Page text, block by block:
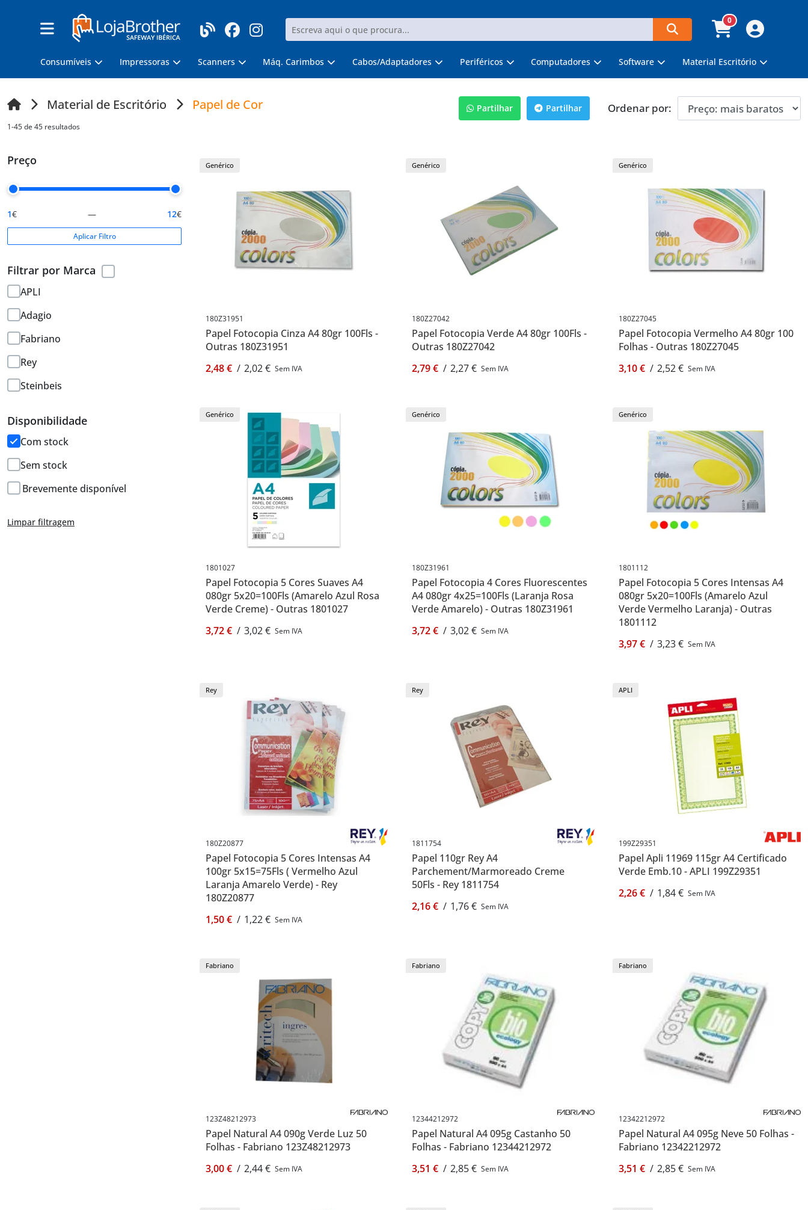
0
Consumíveis Impressoras Scanners Máq. Carimbos Cabos/Adaptadores Periféricos Computadores Software Material Escritório
Material de Escritório Papel de Cor
1-45 de 45 resultados
Partilhar Partilhar Ordenar por:
Preço
1€ — 12€
Aplicar Filtro
Filtrar por Marca
APLI
Adagio
Fabriano
Rey
Steinbeis
Disponibilidade
Com stock
Sem stock
Brevemente disponível
Limpar filtragem
Genérico
180Z31951
Papel Fotocopia Cinza A4 80gr 100Fls -
Outras 180Z31951
2,48 € / 2,02 € Sem IVA
Genérico
180Z27042
Papel Fotocopia Verde A4 80gr 100Fls -
Outras 180Z27042
2,79 € / 2,27 € Sem IVA
Genérico
180Z27045
Papel Fotocopia Vermelho A4 80gr 100
Folhas - Outras 180Z27045
3,10 € / 2,52 € Sem IVA
Genérico
1801027
Papel Fotocopia 5 Cores Suaves A4
080gr 5x20=100Fls (Amarelo Azul Rosa
Verde Creme) - Outras 1801027
3,72 € / 3,02 € Sem IVA
Genérico
180Z31961
Papel Fotocopia 4 Cores Fluorescentes
A4 080gr 4x25=100Fls (Laranja Rosa
Verde Amarelo) - Outras 180Z31961
3,72 € / 3,02 € Sem IVA
Genérico
1801112
Papel Fotocopia 5 Cores Intensas A4
080gr 5x20=100Fls (Amarelo Azul
Verde Vermelho Laranja) - Outras
1801112
3,97 € / 3,23 € Sem IVA
Rey
180Z20877
Papel Fotocopia 5 Cores Intensas A4
100gr 5x15=75Fls ( Vermelho Azul
Laranja Amarelo Verde) - Rey
180Z20877
1,50 € / 1,22 € Sem IVA
Rey
1811754
Papel 110gr Rey A4
Parchement/Marmoreado Creme
50Fls - Rey 1811754
2,16 € / 1,76 € Sem IVA
APLI
199Z29351
Papel Apli 11969 115gr A4 Certificado
Verde Emb.10 - APLI 199Z29351
2,26 € / 1,84 € Sem IVA
Fabriano
123Z48212973
Papel Natural A4 090g Verde Luz 50
Folhas - Fabriano 123Z48212973
3,00 € / 2,44 € Sem IVA
Fabriano
12344212972
Papel Natural A4 095g Castanho 50
Folhas - Fabriano 12344212972
3,51 € / 2,85 € Sem IVA
Fabriano
12342212972
Papel Natural A4 095g Neve 50 Folhas -
Fabriano 12342212972
3,51 € / 2,85 € Sem IVA